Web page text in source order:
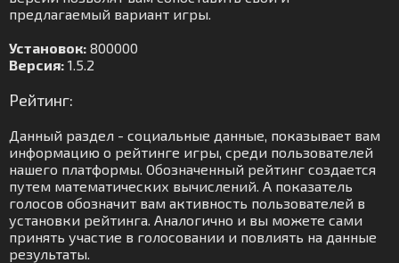
предлагаемый вариант игры.
Установок: 800000
Версия: 1.5.2
Рейтинг:
Данный раздел - социальные данные, показывает вам
информацию о рейтинге игры, среди пользователей
нашего платформы. Обозначенный рейтинг создается
путем математических вычислений. А показатель
голосов обозначит вам активность пользователей в
установки рейтинга. Аналогично и вы можете сами
принять участие в голосовании и повлиять на данные
результаты.